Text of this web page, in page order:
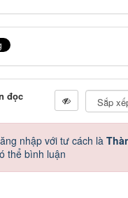
đọc
nhập với tư cách là
thể bình luận